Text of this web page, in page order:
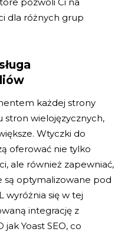
dla różnych grup
każdej strony
wielojęzycznych,
Wtyczki do
oferować nie tylko
ale również zapewniać,
są optymalizowane pod
wyróżnia się w tej
integrację z
Yoast SEO, co